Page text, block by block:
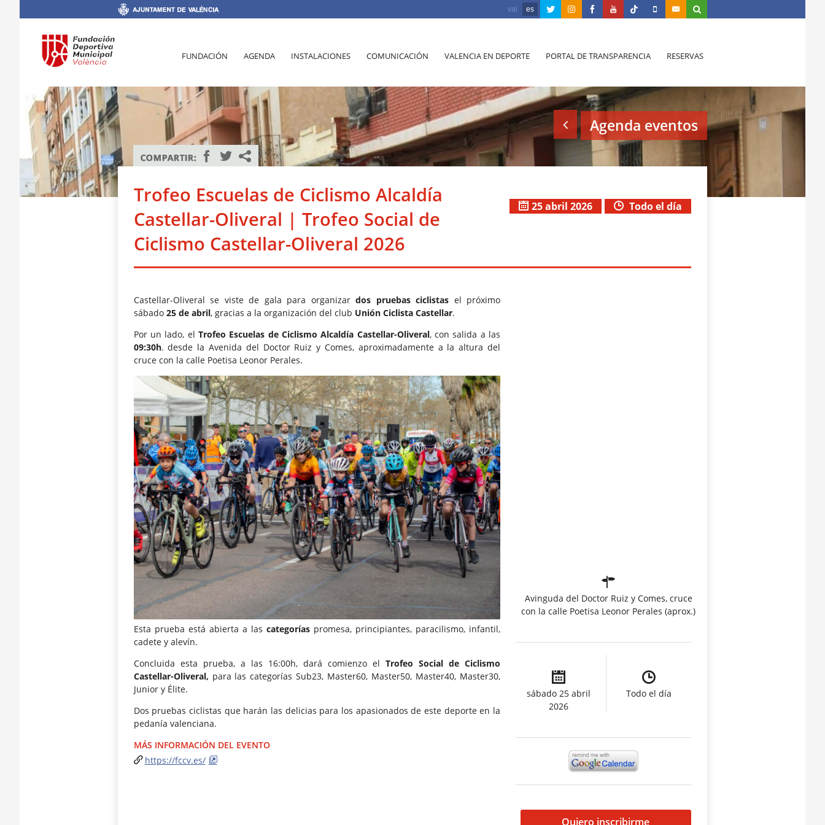
val es
FUNDACIÓN AGENDA INSTALACIONES COMUNICACIÓN VALENCIA EN DEPORTE PORTAL DE TRANSPARENCIA RESERVAS
Agenda eventos
Trofeo Escuelas de Ciclismo Alcaldía
Castellar-Oliveral | Trofeo Social de
Ciclismo Castellar-Oliveral 2026
Todo el día
25 abril 2026
Castellar-Oliveral se viste de gala para organizardos pruebas ciclistas el próximo
sábado 25 de abril, gracias a la organización del club Unión Ciclista Castellar.
Por un lado, el Trofeo Escuelas de Ciclismo Alcaldía Castellar-Oliveral, con salida a las
09:30h. desde la Avenida del Doctor Ruiz y Comes, aproximadamente a la altura del
cruce con la calle Poetisa Leonor Perales.
Esta prueba está abierta a las categorías promesa, principiantes, paracilismo, infantil,
cadete y alevín.
Concluida esta prueba, a las 16:00h, dará comienzo el Trofeo Social de Ciclismo
Castellar-Oliveral, para las categorías Sub23, Master60, Master50, Master40, Master30,
Junior y Élite.
Dos pruebas ciclistas que harán las delicias para los apasionados de este deporte en la
pedanía valenciana.
MÁS INFORMACIÓN DEL EVENTO
https://fccv.es/
Avinguda del Doctor Ruiz y Comes, cruce
con la calle Poetisa Leonor Perales (aprox.)
sábado 25 abril
2026
Todo el día
Quiero inscribirme